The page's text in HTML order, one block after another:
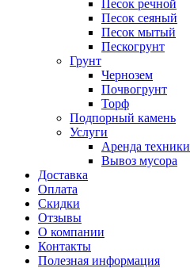
Песок речной
Песок сеяный
Песок мытый
Пескогрунт
Грунт
Чернозем
Почвогрунт
Торф
Подпорный камень
Услуги
Аренда техники
Вывоз мусора
Доставка
Оплата
Скидки
Отзывы
О компании
Контакты
Полезная информация